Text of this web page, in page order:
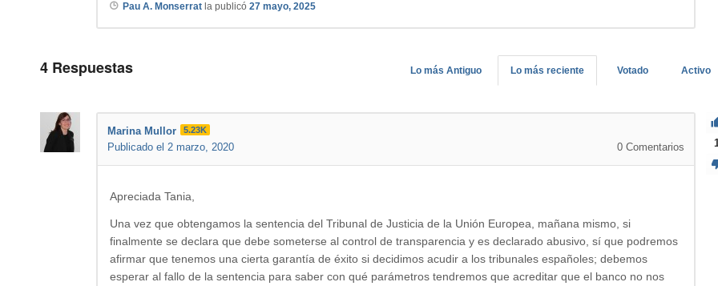
Pau A. Monserrat la publicó 27 mayo, 2025
4 Respuestas Activo
Votado
Lo más reciente
Lo más Antiguo
Marina Mullor 5.23K
Publicado el 2 marzo, 2020 0 Comentarios
Apreciada Tania,
Una vez que obtengamos la sentencia del Tribunal de Justicia de la Unión Europea, mañana mismo, si
finalmente se declara que debe someterse al control de transparencia y es declarado abusivo, sí que podremos
afirmar que tenemos una cierta garantía de éxito si decidimos acudir a los tribunales españoles; debemos
esperar al fallo de la sentencia para saber con qué parámetros tendremos que acreditar que el banco no nos